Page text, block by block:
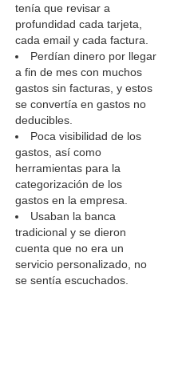
tenía que revisar a
profundidad cada tarjeta,
cada email y cada factura.
Perdían dinero por llegar
a fin de mes con muchos
gastos sin facturas, y estos
se convertía en gastos no
deducibles.
Poca visibilidad de los
gastos, así como
herramientas para la
categorización de los
gastos en la empresa.
Usaban la banca
tradicional y se dieron
cuenta que no era un
servicio personalizado, no
se sentía escuchados.